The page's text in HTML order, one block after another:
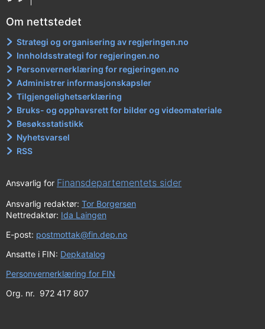
Om nettstedet
Strategi og organisering av regjeringen.no
Innholdsstrategi for regjeringen.no
Personvernerklæring for regjeringen.no
Administrer informasjonskapsler
Tilgjengelighetserklæring
Bruks- og opphavsrett for bilder og videomateriale
Besøksstatistikk
Nyhetsvarsel
RSS
Ansvarlig for Finansdepartementets sider
Ansvarlig redaktør: Tor Borgersen
Nettredaktør: Ida Laingen
E-post: postmottak@fin.dep.no
Ansatte i FIN: Depkatalog
Personvernerklæring for FIN
Org. nr. 972 417 807